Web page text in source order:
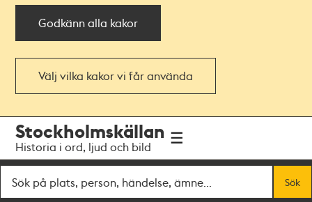
Godkänn alla kakor
Välj vilka kakor vi får använda
navigationen
huvudinnehållet
Stockholmskällan
Historia i ord, ljud och bild
Sök